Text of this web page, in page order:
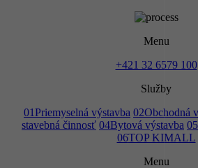
Menu
+421 32 6579 100
Služby
01Priemyselná výstavba 02Obchodná
stavebná činnosť 04Bytová výstavba 05
06TOP KIMALL
Menu